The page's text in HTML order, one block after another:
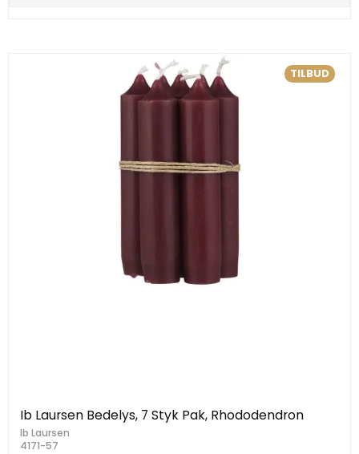
TILBUD
Ib Laursen Bedelys, 7 Styk Pak, Rhododendron
Ib Laursen
4171-57